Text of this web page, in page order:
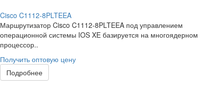
Cisco C1112-8PLTEEA
Маршрутизатор Cisco C1112-8PLTEEA под управлением
операционной системы IOS XE базируется на многоядерном
процессор..
Получить оптовую цену
Подробнее